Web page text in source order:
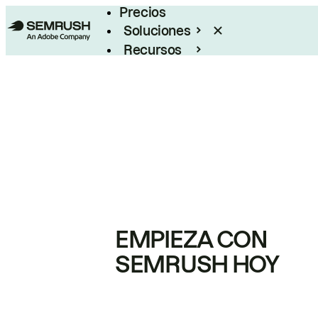
Precios
Soluciones
Recursos
EMPIEZA CON
SEMRUSH HOY